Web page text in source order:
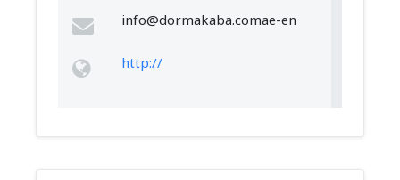
info@dormakaba.comae-en
http://